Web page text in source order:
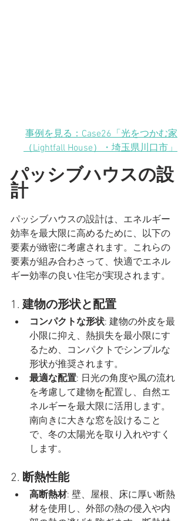
事例を見る：Case26「光をつかむ家
（Lightfall House）・埼玉県川口市」
パッシブハウスの設
計
パッシブハウスの設計は、エネルギー
効率を最大限に高めるために、以下の
要素が緻密に考慮されます。これらの
要素が組み合わさって、快適でエネル
ギー効率の良い住宅が実現されます。
1. 建物の形状と配置
コンパクトな形状: 建物の外皮を最
小限に抑え、熱損失を最小限にす
るため、コンパクトでシンプルな
形状が推奨されます。
最適な配置: 日光の角度や風の流れ
を考慮して建物を配置し、自然エ
ネルギーを最大限に活用します。
南向きに大きな窓を設けること
で、冬の太陽光を取り入れやすく
します。
2. 断熱性能
高断熱材: 壁、屋根、床に厚い断熱
材を使用し、外部の熱の侵入や内